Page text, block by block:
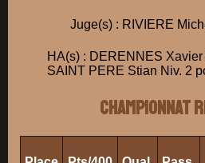
Juge(s) : RIVIERE
HA(s) : DERENNES
SAINT PERE Stian Niv. 2
CHAMPIONNAT